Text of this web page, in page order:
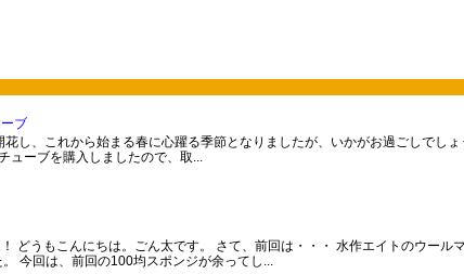
ブ
し、これから始まる春に心躍る季節となりましたが、いかがお過ごしでしょ
ーブを購入しましたので、取...
どうもこんにちは。ごん太です。 さて、前回は・・・ 水作エイトのウール
今回は、前回の100均スポンジが余ってし...